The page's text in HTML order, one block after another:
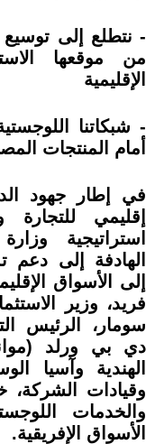
- نتطلع إلى توسيع
من موقعها
الإقليمية
- شبكاتنا
أمام المنتجات
في إطار جهود
إقليمي للتجارة
استراتيجية
الهادفة إلى دعم
إلى الأسواق
فريد، وزير
سومار، الرئيس
دي بي ورلد
الهندية وآسيا
وقيادات
والخدمات
الأسواق الإفريقية.